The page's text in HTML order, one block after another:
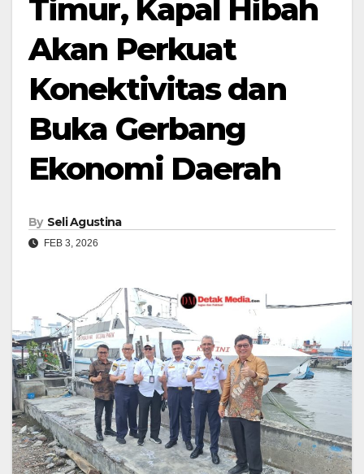
Timur, Kapal Hibah
Akan Perkuat
Konektivitas dan
Buka Gerbang
Ekonomi Daerah
By Seli Agustina
FEB 3, 2026